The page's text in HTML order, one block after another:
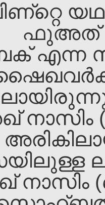
ഫുഅത്‌
എന്ന
നാസിം